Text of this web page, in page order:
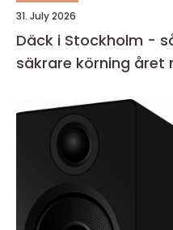
31. July 2026
Däck i Stockholm -
säkrare körning året